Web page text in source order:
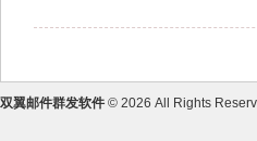
双翼邮件群发软件 © 2026 All Rights